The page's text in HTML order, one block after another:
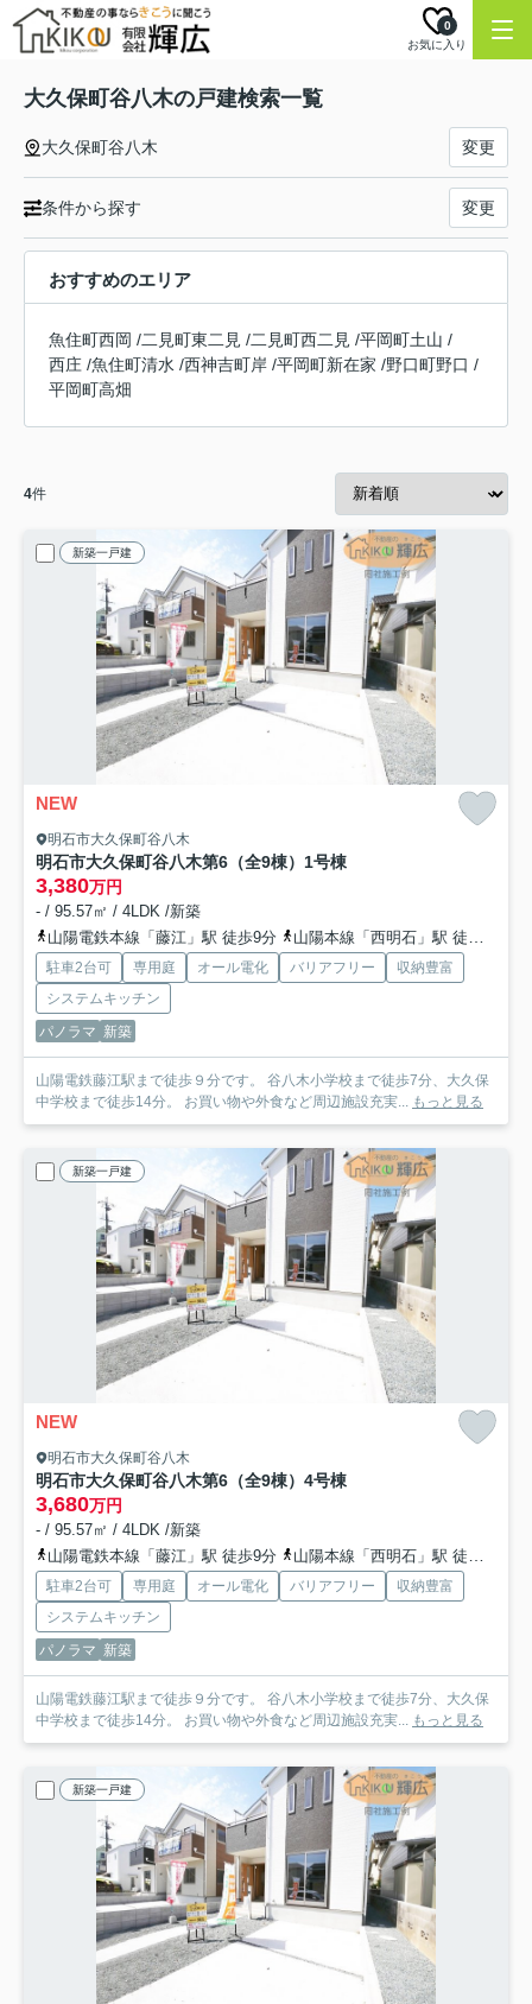
お気に入り
0
大久保町谷八木の戸建検索一覧
大久保町谷八木 変更
条件から探す 変更
おすすめのエリア
魚住町西岡 /二見町東二見 /二見町西二見 /平岡町土山 /
西庄 /魚住町清水 /西神吉町岸 /平岡町新在家 /野口町野口 /
平岡町高畑
4件
新築一戸建
NEW
明石市大久保町谷八木
明石市大久保町谷八木第6（全9棟）1号棟
3,380万円
- / 95.57㎡ / 4LDK /新築
山陽電鉄本線「藤江」駅 徒歩9分
山陽本線「西明石」駅 徒歩24分
駐車2台可 専用庭 オール電化 バリアフリー
収納豊富
システムキッチン
パノラマ 新築
山陽電鉄藤江駅まで徒歩９分です。 谷八木小学校まで徒歩7分、大久保
中学校まで徒歩14分。 お買い物や外食など周辺施設充実... もっと見る
新築一戸建
NEW
明石市大久保町谷八木
明石市大久保町谷八木第6（全9棟）4号棟
3,680万円
- / 95.57㎡ / 4LDK /新築
山陽電鉄本線「藤江」駅 徒歩9分
山陽本線「西明石」駅 徒歩24分
駐車2台可 専用庭 オール電化 バリアフリー
収納豊富
システムキッチン
パノラマ 新築
山陽電鉄藤江駅まで徒歩９分です。 谷八木小学校まで徒歩7分、大久保
中学校まで徒歩14分。 お買い物や外食など周辺施設充実... もっと見る
新築一戸建